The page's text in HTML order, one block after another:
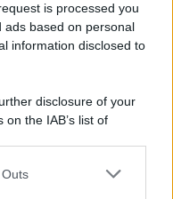
is processed you
ads based on personal
information disclosed to
disclosure of your
the IAB’s list of
by us to third parties